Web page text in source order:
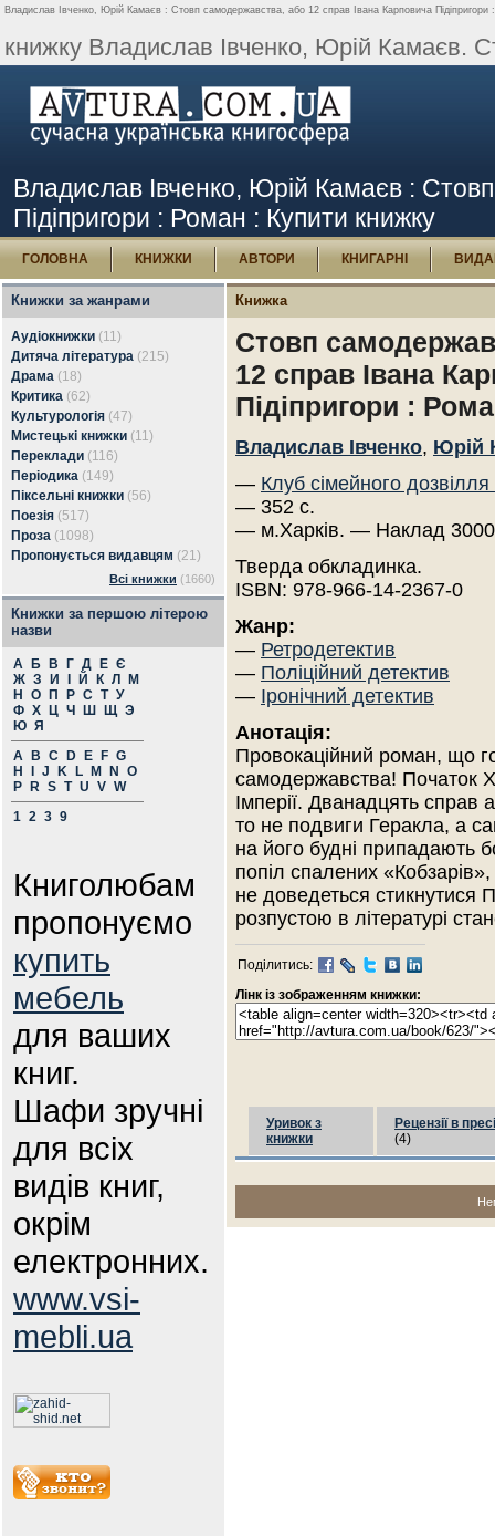
Владислав Івченко, Юрій Камаєв : Стовп самодержавства, або 12 справ Івана Карповича
книжку Владислав Івченко, Юрій Камаєв.
Владислав Івченко, Юрій Камаєв :
Підіпригори : Роман : Купити книжку
ГОЛОВНА КНИЖКИ АВТОРИ КНИГАРНІ
Книжки за жанрами
Аудіокнижки (11)
Дитяча література (215)
Драма (18)
Критика (62)
Культурологія (47)
Мистецькі книжки (11)
Переклади (116)
Періодика (149)
Піксельні книжки (56)
Поезія (517)
Проза (1098)
Пропонується видавцям (21)
Всі книжки (1660)
Книжки за першою літерою
назви
А Б В Г Д Е Є
Ж З И Й К Л
М
Н
О П Р С Т У
Ф Х Ц Ч Ш Щ Э
Ю Я
A
B C D E F G
H
J K L M N
O
P
R S T U V W
1 2 3 9
Книголюбам
пропонуємо
купить
мебель
для ваших
книг.
Шафи зручні
для всіх
видів книг,
окрім
електронних.
www.vsi-
mebli.ua
Книжка
Стовп
12 справ Івана
Підіпригори :
Владислав Івченко, Юрій
— Клуб сімейного
— 352 с.
— м.Харків. — Наклад
Тверда обкладинка.
ISBN: 978-966-14-2367-0
Жанр:
— Ретродетектив
— Поліційний детектив
— Іронічний детектив
Анотація:
Провокаційний роман, що
самодержавства! Початок
Імперії. Дванадцять справ
то не подвиги Геракла, а
на його будні припадають
попіл спалених
не доведеться стикнутися
розпустою в літературі
Поділитись:
Лінк із зображенням книжки:
Уривок з
книжки
Рецензії в пресі
(4)